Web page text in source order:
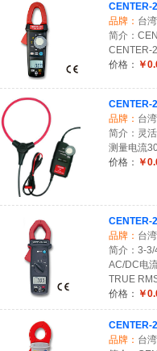
CENTER-
品牌： 台
简介：
CENTER-
价格： ￥
CENTER-
品牌： 台
简介：灵
测量电流
价格： ￥
CENTER-
品牌： 台
简介：3-
AC/DC电
TRUE
价格： ￥
CENTER-
品牌： 台